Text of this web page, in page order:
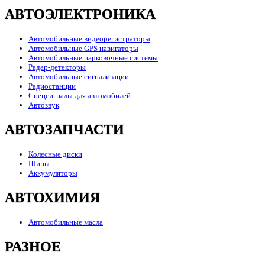
АВТОЭЛЕКТРОНИКА
Автомобильные видеорегистраторы
Автомобильные GPS навигаторы
Автомобильные парковочные системы
Радар-детекторы
Автомобильные сигнализации
Радиостанции
Спецсигналы для автомобилей
Автозвук
АВТОЗАПЧАСТИ
Колесные диски
Шины
Аккумуляторы
АВТОХИМИЯ
Автомобильные масла
РАЗНОЕ